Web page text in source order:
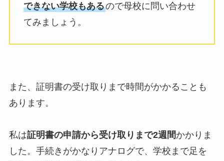
できない学校もあるので母校に問い合わせ
てみましょう。
また、証明書の受け取りまで時間がかかることも
あります。
私は証明書の申請から受け取りまで2週間かかりま
した。手続きがかなりアナログで、学校まで足を